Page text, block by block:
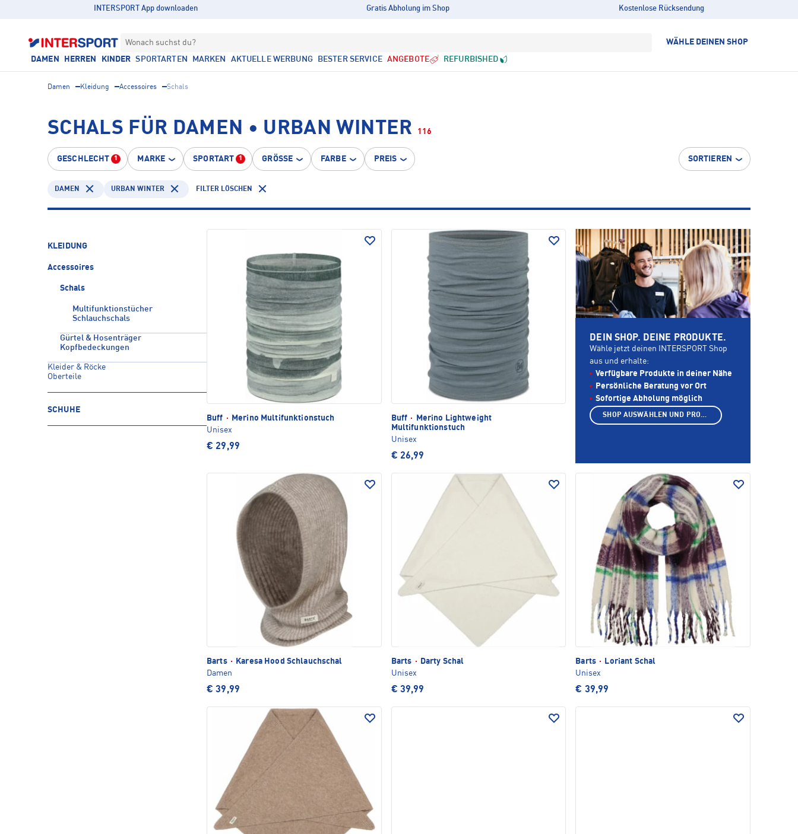
INTERSPORT App downloaden Gratis Abholung im Shop Kostenlose Rücksendung
Wonach suchst du? WÄHLE DEINEN SHOP
DAMEN HERREN KINDER SPORTARTEN MARKEN AKTUELLE WERBUNG BESTER SERVICE ANGEBOTE REFURBISHED
Damen Kleidung Accessoires Schals
SCHALS FÜR DAMEN • URBAN WINTER 116
GESCHLECHT 1 MARKE SPORTART 1 GRÖSSE FARBE PREIS SORTIEREN
DAMEN URBAN WINTER FILTER LÖSCHEN
KLEIDUNG
Accessoires
Schals
Multifunktionstücher
Schlauchschals
Gürtel & Hosenträger
Kopfbedeckungen
Kleider & Röcke
Oberteile
SCHUHE
Buff ·
Merino Multifunktionstuch
Unisex
€ 29,99
Buff ·
Merino Lightweight
Multifunktionstuch
Unisex
€ 26,99
Barts ·
Karesa Hood Schlauchschal
Damen
€ 39,99
Barts ·
Darty Schal
Unisex
€ 39,99
Barts ·
Loriant Schal
Unisex
€ 39,99
DEIN SHOP. DEINE PRODUKTE.
Wähle jetzt deinen INTERSPORT Shop
aus und erhalte:
Verfügbare Produkte in deiner Nähe
Persönliche Beratung vor Ort
Sofortige Abholung möglich
SHOP AUSWÄHLEN UND PRODUKTE ANZEIGEN